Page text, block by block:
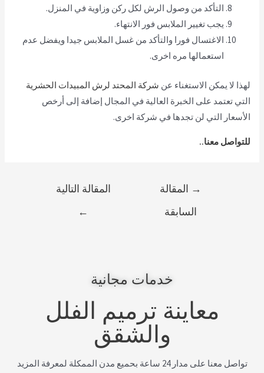
التأكد من وصول الرش لكل ركن وزاوية في المنزل.
يجب تغيير الملابس فور الانتهاء.
الاغتسال فورا والتأكد من غسل الملابس جيدا ويفضل عدم
استعمالها مره اخرى.
لهذا لا يمكن الاستغناء عن شركة المحتد لرش المبيدات الحشرية
التي تعتمد على الخبرة العالية في المجال إضافة إلى أرخص
الأسعار التي لن تجدها في شركة اخرى.
للتواصل معنا..
→ المقالة
السابقة
المقالة التالية
←
خدمات مجانية
معاينة ترميم الفلل
والشقق
تواصل معنا على مدار 24 ساعة بحميع مدن الممكلة لمعرفة المزيد